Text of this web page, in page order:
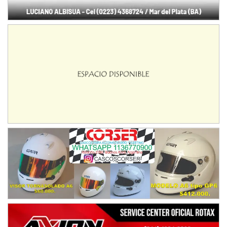
Humboldt (Santa Fe)
José Samuel Sánchez (Tierra)
El Timbó (Tucumán)